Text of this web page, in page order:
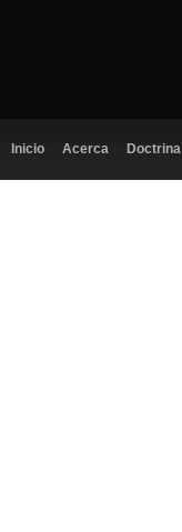
Inicio Acerca Doctrina